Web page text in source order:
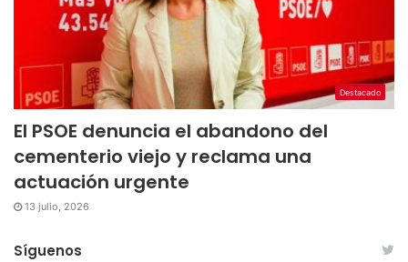
Destacado
El PSOE denuncia el abandono del
cementerio viejo y reclama una
actuación urgente
13 julio, 2026
Síguenos